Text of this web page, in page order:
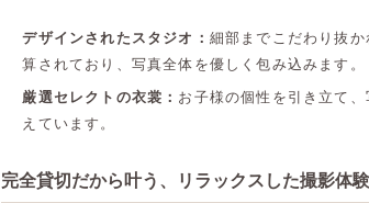
デザインされたスタジオ： 細部までこだわり抜
算されており、写真全体を優しく包み込みます。
厳選セレクトの衣裳： お子様の個性を引き立て
えています。
完全貸切だから叶う、リラックスした撮影体験